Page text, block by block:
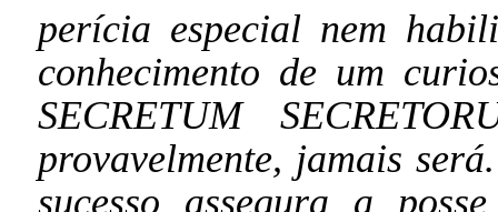
perícia especial nem
conhecimento de um
SECRETUM
provavelmente, jamais
sucesso assegura a